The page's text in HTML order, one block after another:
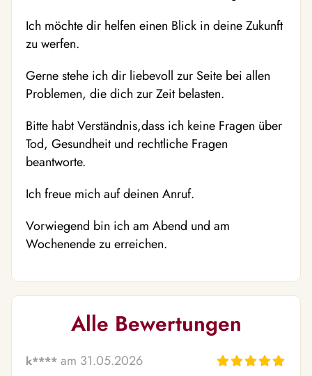
Ich möchte dir helfen einen Blick in deine Zukunft
zu werfen.
Gerne stehe ich dir liebevoll zur Seite bei allen
Problemen, die dich zur Zeit belasten.
Bitte habt Verständnis,dass ich keine Fragen über
Tod, Gesundheit und rechtliche Fragen
beantworte.
Ich freue mich auf deinen Anruf.
Vorwiegend bin ich am Abend und am
Wochenende zu erreichen.
Alle Bewertungen
k**** am 31.05.2026